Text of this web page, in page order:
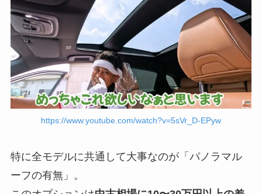
https://www.youtube.com/watch?v=5sVr_D-EPyw
特に全モデルに共通して大事なのが「パノラマル
ーフの有無」。